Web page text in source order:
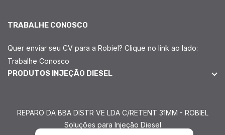
TRABALHE CONOSCO
Quer enviar seu CV para a Robiel? Clique no link ao lado:
Trabalhe Conosco
PRODUTOS INJEÇÃO DIESEL
REPARO DA BBA DISTR VE LDA C/RETENT 31MM - ROBIEL
Soluções para Injeção Diesel